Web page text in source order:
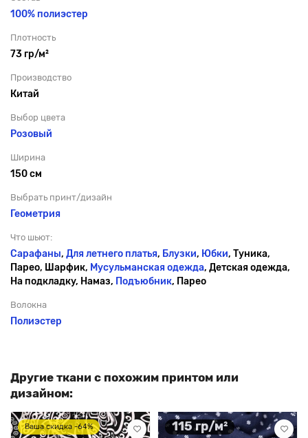
100% полиэстер
Плотность
73 гр/м²
Производство
Китай
Выбор цвета
Розовый
Ширина
150 см
Выбрать принт/дизайн
Геометрия
Что шьют:
Сарафаны, Для летнего платья, Блузки, Юбки, Туника,
Парео, Шарфик, Мусульманская одежда, Детская одежда,
На подкладку, Намаз, Подъюбник, Парео
Волокна
Полиэстер
Другие ткани с похожим принтом или
дизайном:
Ваша скидка -64% 115 гр/м²